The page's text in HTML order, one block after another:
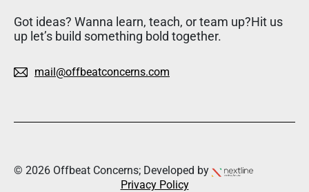
Got ideas? Wanna learn, teach, or team up?Hit us
up let’s build something bold together.
mail@offbeatconcerns.com
© 2026 Offbeat Concerns; Developed by
Privacy Policy